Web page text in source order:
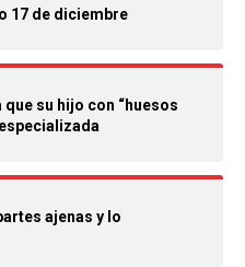
17 de diciembre
que su hijo con “huesos
ajenas y lo